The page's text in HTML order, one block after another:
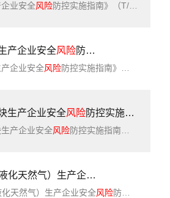
企业安全风险防控实施指南》（T/SCSWXHXPXH01-2023）【全文附高清无水印PDF+DOC/Word版下载】简介：本文件规定了四川省黄磷生产企业安全
产企业安全风险防控实施指南》（T/SCSWXHXPXH02-2023）【全文附高清PDF+Word版下载】
产企业安全风险防控实施指南》（T/SCSWXHXPXH02-2023）【全文附高清无水印PDF+DOC/Word版下载】简介：本文件规定了四川省内以天然气为原料的合成氨生产装置的企业安全
生产企业安全风险防控实施指南》（T/SCSWXHXPXH03-2023）【全文附高清PDF+Word版下载】
生产企业安全风险防控实施指南》（T/SCSWXHXPXH03-2023）【全文附高清无水印PDF+DOC/Word版下载】简介：本文件规定了四川省溶解乙炔生产企业安全
天然气）生产企业安全
化天然气）生产企业安全风险防控实施指南》（T/SCSWXHXPXH05-2023）【全文附高清PDF+Word版下载】简介：本文件规定了四川省液化天然气（以下简称LNG）生产企业安全